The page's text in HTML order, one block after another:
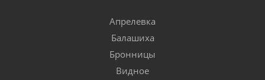
Апрелевка
Балашиха
Бронницы
Видное